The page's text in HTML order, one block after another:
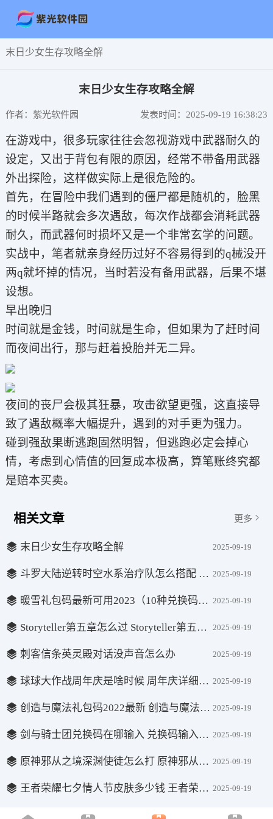
末日少女生存攻略全解
末日少女生存攻略全解
作者：紫光软件园 发表时间：2025-09-19 16:38:23
在游戏中，很多玩家往往会忽视游戏中武器耐久的
设定，又出于背包有限的原因，经常不带备用武器
外出探险，这样做实际上是很危险的。
首先，在冒险中我们遇到的僵尸都是随机的，脸黑
的时候半路就会多次遇敌，每次作战都会消耗武器
耐久，而武器何时损坏又是一个非常玄学的问题。
实战中，笔者就亲身经历过好不容易得到的q械没开
两q就坏掉的情况，当时若没有备用武器，后果不堪
设想。
早出晚归
时间就是金钱，时间就是生命，但如果为了赶时间
而夜间出行，那与赶着投胎并无二异。
夜间的丧尸会极其狂暴，攻击欲望更强，这直接导
致了遇敌概率大幅提升，遇到的对手更为强力。
碰到强敌果断逃跑固然明智，但逃跑必定会掉心
情，考虑到心情值的回复成本极高，算笔账终究都
是赔本买卖。
相关文章 更多
末日少女生存攻略全解 2025-09-19
斗罗大陆逆转时空水系治疗队怎么搭配 水系治疗队搭配攻略 2025-09-19
暖雪礼包码最新可用2023（10种兑换码永久有效） 暖雪兑换码大全2023可用一览 2025-09-19
Storyteller第五章怎么过 Storyteller第五章攻略 2025-09-19
刺客信条英灵殿对话没声音怎么办 2025-09-19
球球大作战周年庆是啥时候 周年庆详细内容介绍 2025-09-19
创造与魔法礼包码2022最新 创造与魔法礼包码2022永久坐骑 2025-09-19
剑与骑士团兑换码在哪输入 兑换码输入位置介绍 2025-09-19
原神邪从之境深渊使徒怎么打 原神邪从之境深渊使徒打法攻略 2025-09-19
王者荣耀七夕情人节皮肤多少钱 王者荣耀七夕情人节皮肤价格一览 2025-09-19